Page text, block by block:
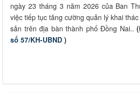
ngày 23 tháng 3 năm 2026 của Ban
việc tiếp tục tăng cường quản lý khai
sản trên địa bàn thành phố Đồng Nai..
số 57/KH-UBND )